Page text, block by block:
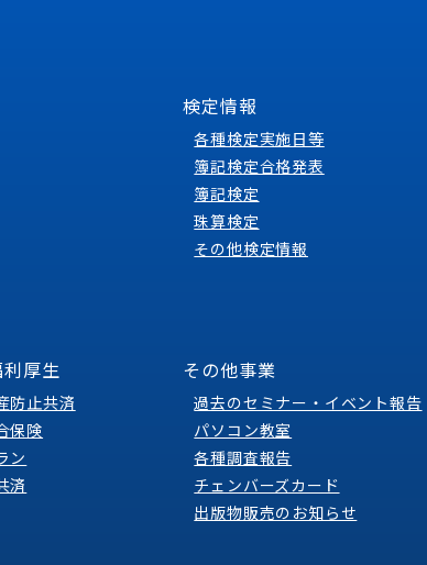
検定情報
各種検定実施日等
簿記検定合格発表
簿記検定
珠算検定
その他検定情報
厚生
防止共済
保険
ン
済
その他事業
過去のセミナー・イベント報告
パソコン教室
各種調査報告
チェンバーズカード
出版物販売のお知らせ